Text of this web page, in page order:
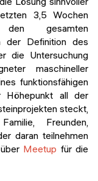
3,5 Wochen
gesamten
der Definition des
die Untersuchung
maschineller
funktionsfähigen
Höhepunkt all der
steckt,
Freunden,
daran teilnehmen
Meetup für die